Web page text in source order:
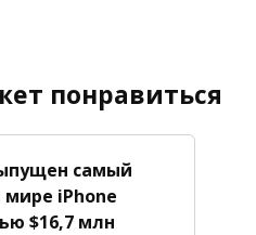
понравиться
самый
мире iPhone
$16,7 млн